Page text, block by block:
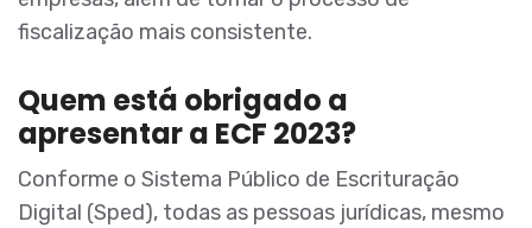
fiscalização mais consistente.
Quem está obrigado a
apresentar a ECF 2023?
Conforme o Sistema Público de Escrituração
Digital (Sped), todas as pessoas jurídicas, mesmo